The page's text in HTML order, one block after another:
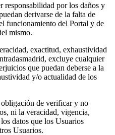
responsabilidad por los daños y
derivarse de la falta de
funcionamiento del Portal y de
mismo.
exactitud, exhaustividad
excluye cualquier
que puedan deberse a la
y/o actualidad de los
de verificar y no
ni la veracidad, vigencia,
datos que los Usuarios
Usuarios.